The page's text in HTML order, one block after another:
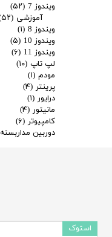
ویندوز 7
(۵۲)
آموزشی (۵۲)
ویندوز 8
(۱)
ویندوز 10
(۵)
ویندوز 11
(۶)
لپ تاپ (۱۰)
مودم (۱)
پرینتر (۴)
درایور (۱)
مانیتور (۴)
کامپیوتر (۶)
دوربین مداربسته
استوک